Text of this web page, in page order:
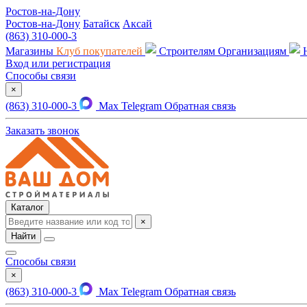
Ростов-на-Дону
Ростов-на-Дону Батайск Аксай
(863) 310-000-3
Магазины Клуб покупателей Строителям Организациям
Вход или регистрация
Способы связи
×
(863) 310-000-3 Max Telegram Обратная связь
Заказать звонок
Каталог
×
Найти
Способы связи
×
(863) 310-000-3 Max Telegram Обратная связь